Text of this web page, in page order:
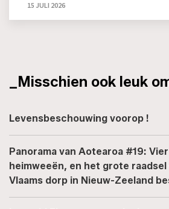
15 JULI 2026
_Misschien ook leuk
Levensbeschouwing voorop !
Panorama van Aotearoa #19:
heimweeën, en het grote raadsel
Vlaams dorp in Nieuw-Zeeland